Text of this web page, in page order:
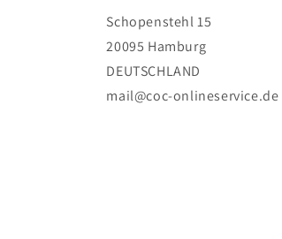
Schopenstehl 15
20095 Hamburg
DEUTSCHLAND
mail@coc-onlineservice.de